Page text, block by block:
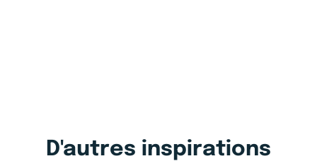
D'autres inspirations